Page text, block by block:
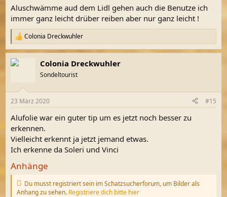
:
Aluschwämme aud dem Lidl gehen auch die Benutze ich
immer ganz leicht drüber reiben aber nur ganz leicht !
R
e
a
k
e
:
Colonia Dreckwuhler
Colonia Dreckwuhler
Sondeltourist
23 März 2020 #15
Alufolie war ein guter tip um es jetzt noch besser zu
erkennen.
Vielleicht erkennt ja jetzt jemand etwas.
Ich erkenne da Soleri und Vinci
Anhänge
Du musst registriert sein im Schatzsucherforum, um Bilder als
Anhang zu sehen. Registriere dich bitte hier